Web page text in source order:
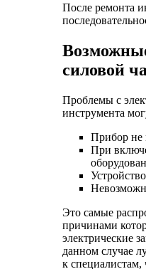
После ремонта
силовой
Проблемы с
инструмента
Прибор не
При
Это самые
причинами
электрические
данном случае
к